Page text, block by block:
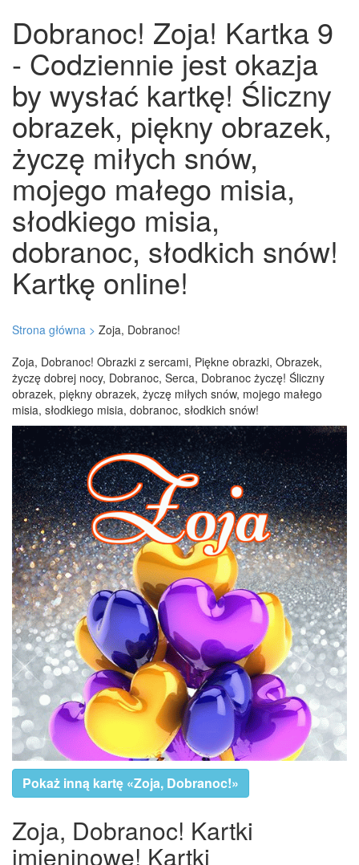
Dobranoc! Zoja! Kartka 9
- Codziennie jest okazja
by wysłać kartkę! Śliczny
obrazek, piękny obrazek,
życzę miłych snów,
mojego małego misia,
słodkiego misia,
dobranoc, słodkich snów!
Kartkę online!
Strona główna > Zoja, Dobranoc!
Zoja, Dobranoc! Obrazki z sercami, Piękne obrazki, Obrazek,
życzę dobrej nocy, Dobranoc, Serca, Dobranoc życzę! Śliczny
obrazek, piękny obrazek, życzę miłych snów, mojego małego
misia, słodkiego misia, dobranoc, słodkich snów!
Pokaż inną kartę «Zoja, Dobranoc!»
Zoja, Dobranoc! Kartki
imieninowe! Kartki